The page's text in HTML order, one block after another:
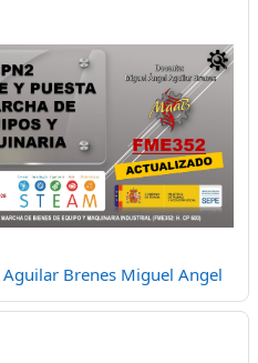
Aguilar Brenes Miguel Angel